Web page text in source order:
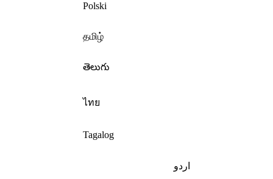
Polski
தமிழ்
తెలుగు
ไทย
Tagalog
اردو